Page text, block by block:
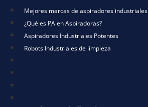
Mejores marcas de aspiradores industriales
¿Qué es PA en Aspiradoras?
Aspiradores Industriales Potentes
Robots Industriales de limpieza